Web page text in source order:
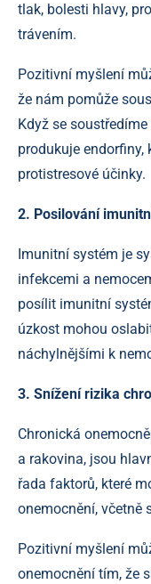
tlak, bolesti hlavy,
trávením.
Pozitivní myšlení
že nám pomůže
Když se
produkuje endorfiny,
protistresové účinky.
2. Posilování
Imunitní systém je
infekcemi a
posílit imunitní
úzkost mohou
náchylnějšími k
3. Snížení rizika
Chronická
a rakovina, jsou
řada faktorů, které
onemocnění, včetně
Pozitivní myšlení
onemocnění tím, že